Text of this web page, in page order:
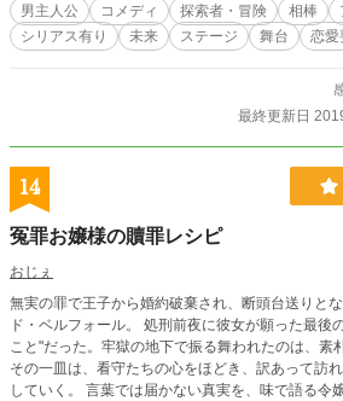
男主人公 コメディ 探索者・冒険 相棒
シリアス有り
未来 ステージ 舞台 恋愛
最終更新日
14
冤罪お嬢様の贖罪レシピ
おじぇ
無実の罪で王子から婚約破棄され、断頭台送りと
ド・ベルフォール。 処刑前夜に彼女が願った最後の望み――それは"料理を作る
こと"だった。牢獄の地下で振る舞われたのは、素朴な
その一皿は、看守たちの心をほどき、訳あって訪
していく。 言葉では届かない真実を、味で語る令嬢。 贅沢を悪病とし、民の温